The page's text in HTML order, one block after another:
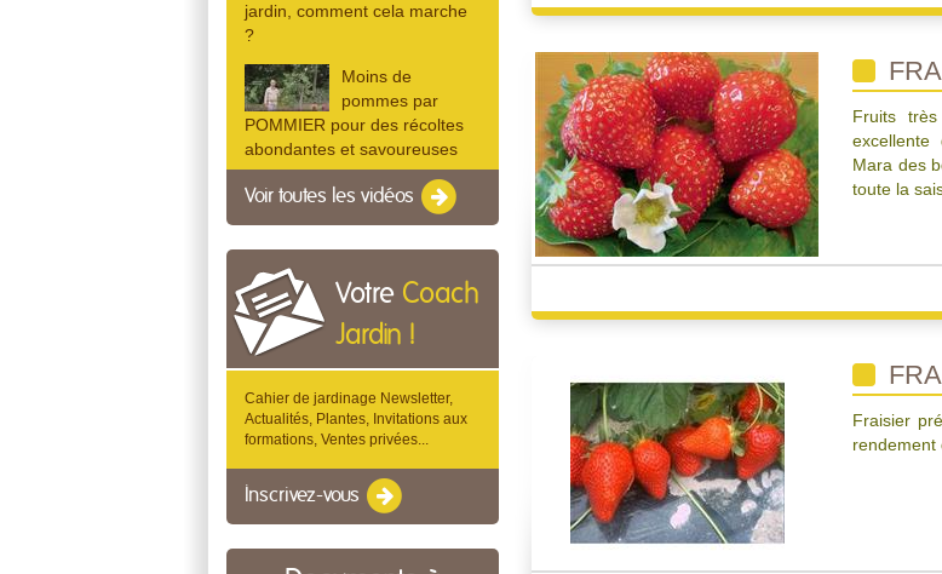
jardin, comment cela marche
?
Moins de
pommes par
POMMIER pour des récoltes
abondantes et savoureuses
Voir toutes les vidéos
Votre Coach
Jardin !
Cahier de jardinage Newsletter,
Actualités, Plantes, Invitations aux
formations, Ventes privées...
Inscrivez-vous
Fruits
excellente
Mara des
toute la
Fraisier
rendement